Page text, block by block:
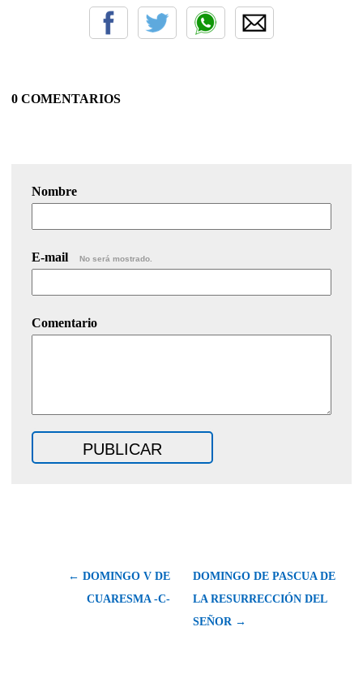
0 COMENTARIOS
Nombre
E-mail No será mostrado.
Comentario
← DOMINGO V DE
CUARESMA -C-
DOMINGO DE PASCUA DE
LA RESURRECCIÓN DEL
SEÑOR →